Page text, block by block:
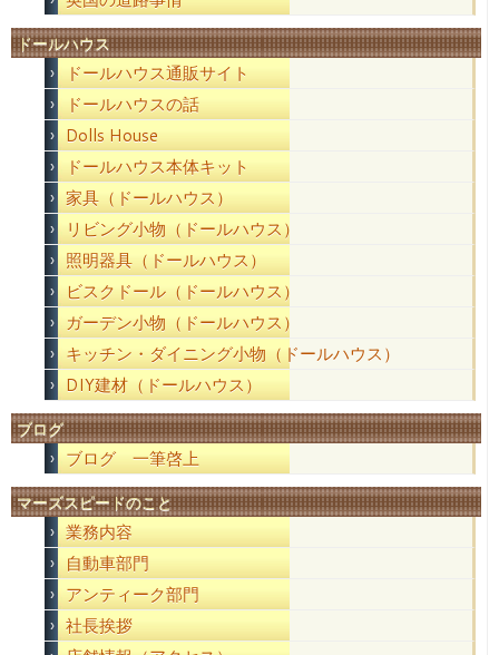
ドールハウス
ドールハウス通販サイト
ドールハウスの話
Dolls House
ドールハウス本体キット
家具（ドールハウス）
リビング小物（ドールハウス）
照明器具（ドールハウス）
ビスクドール（ドールハウス）
ガーデン小物（ドールハウス）
キッチン・ダイニング小物（ドールハウス）
DIY建材（ドールハウス）
ブログ
ブログ 一筆啓上
マーズスピードのこと
業務内容
自動車部門
アンティーク部門
社長挨拶